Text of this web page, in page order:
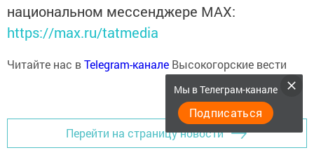
национальном мессенджере MАХ:
https://max.ru/tatmedia
Читайте нас вTelegram-канале Высокогорские вести
Перейти на страницу новости
Мы в Телеграм-канале
Подписаться